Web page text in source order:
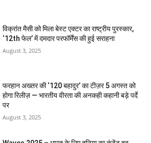
विक्रांत मैसी को मिला बेस्ट एक्टर का राष्ट्रीय पुरस्कार,
‘12th फेल’ में दमदार परफॉर्मेंस की हुई सराहना
August 3, 2025
फरहान अख्तर की ‘120 बहादुर’ का टीज़र 5 अगस्त को
होगा रिलीज़ — भारतीय वीरता की अनकही कहानी बड़े पर्दे
पर
August 3, 2025